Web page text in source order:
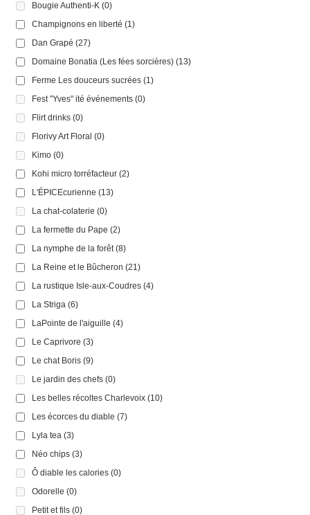
Bougie Authenti-K (0)
Champignons en liberté (1)
Dan Grapé (27)
Domaine Bonatia (Les fées sorcières) (13)
Ferme Les douceurs sucrées (1)
Fest "Yves" ité événements (0)
Flirt drinks (0)
Florivy Art Floral (0)
Kimo (0)
Kohi micro torréfacteur (2)
L'ÉPICEcurienne (13)
La chat-colaterie (0)
La fermette du Pape (2)
La nymphe de la forêt (8)
La Reine et le Bûcheron (21)
La rustique Isle-aux-Coudres (4)
La Striga (6)
LaPointe de l'aiguille (4)
Le Caprivore (3)
Le chat Boris (9)
Le jardin des chefs (0)
Les belles récoltes Charlevoix (10)
Les écorces du diable (7)
Lyla tea (3)
Néo chips (3)
Ô diable les calories (0)
Odorelle (0)
Petit et fils (0)